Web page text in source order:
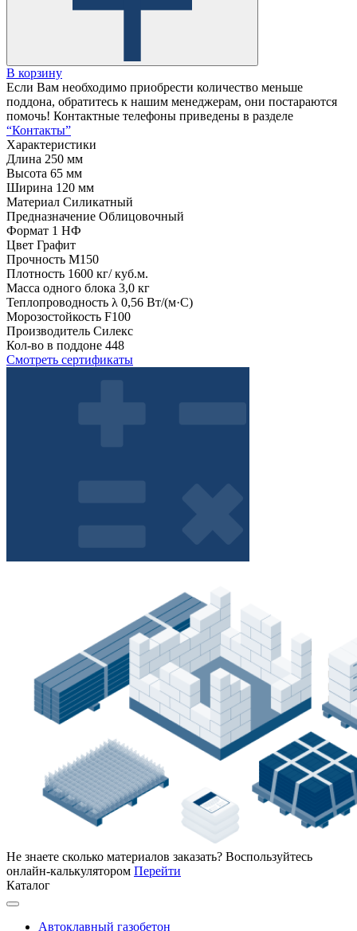
В корзину
Если Вам необходимо приобрести количество меньше
поддона, обратитесь к нашим менеджерам, они постараются
помочь! Контактные телефоны приведены в разделе
“Контакты”
Характеристики
Длина 250 мм
Высота 65 мм
Ширина 120 мм
Материал Силикатный
Предназначение Облицовочный
Формат 1 НФ
Цвет Графит
Прочность М150
Плотность 1600 кг/ куб.м.
Масса одного блока 3,0 кг
Теплопроводность λ 0,56 Вт/(м·С)
Морозостойкость F100
Производитель Силекс
Кол-во в поддоне 448
Смотреть сертификаты
Не знаете сколько материалов заказать? Воспользуйтесь
онлайн-калькулятором Перейти
Каталог
Автоклавный газобетон